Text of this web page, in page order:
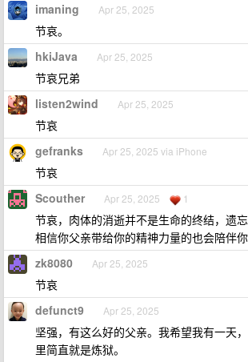
imaning Apr 25, 2025
节哀。
hkiJava Apr 25, 2025
节哀兄弟
listen2wind Apr 25, 2025
节哀
gefranks Apr 25, 2025 via iPhone
节哀
Scouther Apr 25, 2025 1
节哀，肉体的消逝并不是生命的终结，遗忘
相信你父亲带给你的精神力量的也会陪伴你
zk8080 Apr 25, 2025
节哀
defunct9 Apr 25, 2025
坚强，有这么好的父亲。我希望我有一天
里简直就是炼狱。